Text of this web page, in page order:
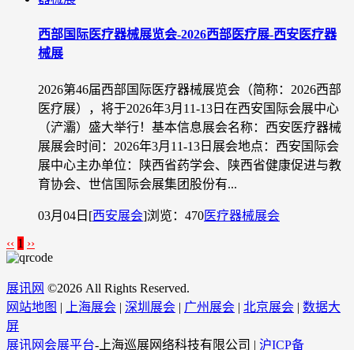
西部国际医疗器械展览会-2026西部医疗展-西安医疗器
械展
2026第46届西部国际医疗器械展览会（简称：2026西部
医疗展），将于2026年3月11-13日在西安国际会展中心
（浐灞）盛大举行！基本信息展会名称：西安医疗器械
展展会时间：2026年3月11-13日展会地点：西安国际会
展中心主办单位：陕西省药学会、陕西省健康促进与教
育协会、世信国际会展集团股份有...
03月04日 [西安展会]浏览：470医疗器械展会
‹‹ 1 ››
展讯网 ©2026 All Rights Reserved.
网站地图 | 上海展会 | 深圳展会 | 广州展会 | 北京展会 | 数据大
屏
展讯网会展平台-上海巡展网络科技有限公司 | 沪ICP备